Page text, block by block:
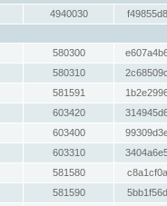
4940030
580300
580310
581591
603420
603400
603310
581580
581590